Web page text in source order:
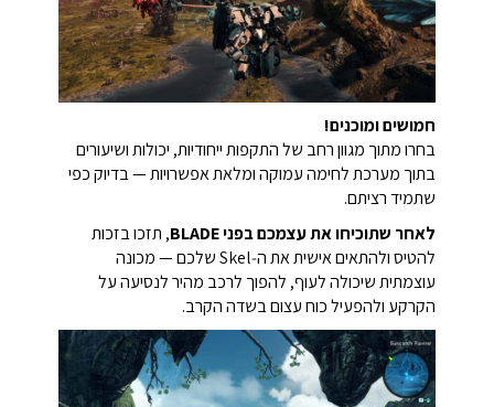
חמושים ומוכנים!
בחרו מתוך מגוון רחב של התקפות ייחודיות, יכולות ושיעורים
בתוך מערכת לחימה עמוקה ומלאת אפשרויות — בדיוק כפי
שתמיד רציתם.
לאחר שתוכיחו את עצמכם בפני BLADE
, תזכו בזכות
להטיס ולהתאים אישית את ה‑Skel שלכם — מכונה
עוצמתית שיכולה לעוף, להפוך לרכב מהיר לנסיעה על
הקרקע ולהפעיל כוח עצום בשדה הקרב.